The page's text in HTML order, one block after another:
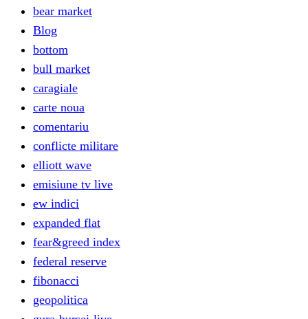
bear market
Blog
bottom
bull market
caragiale
carte noua
comentariu
conflicte militare
elliott wave
emisiune tv live
ew indici
expanded flat
fear&greed index
federal reserve
fibonacci
geopolitica